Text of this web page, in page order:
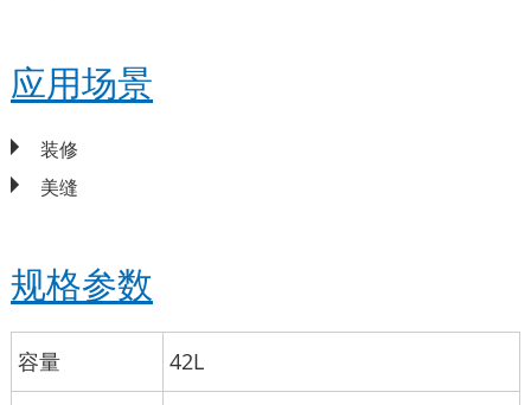
应用场景
装修
美缝
规格参数
容量 42L